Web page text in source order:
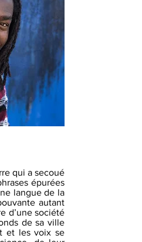
qui a secoué
épurées
langue de la
autant
d’une société
de sa ville
et les voix se